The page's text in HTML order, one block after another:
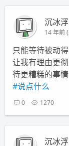
沉冰
14 年前
只能等待被动
让我有理由更
待更糟糕的事
#说点什么
0 1270
沉冰